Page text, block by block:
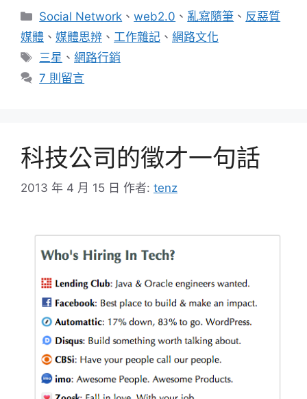
分
類
Social Network 、web2.0 、 亂寫隨筆 、 反惡質
媒體 、 媒體思辨 、 工作雜記 、 網路文化
標
籤
三星 、網路行銷
7 則留言
科技公司的徵才一句話
2013 年 4 月 15 日 作者: tenz